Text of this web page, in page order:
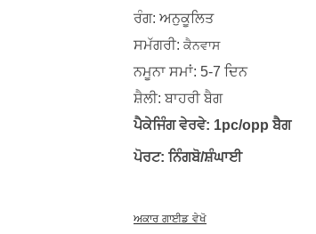
ਰੰਗ: ਅਨੁਕੂਲਿਤ
ਸਮੱਗਰੀ: ਕੈਨਵਾਸ
ਨਮੂਨਾ ਸਮਾਂ: 5-7 ਦਿਨ
ਸ਼ੈਲੀ: ਬਾਹਰੀ ਬੈਗ
ਪੈਕੇਜਿੰਗ ਵੇਰਵੇ: 1pc/opp ਬੈਗ
ਪੋਰਟ: ਨਿੰਗਬੋ/ਸ਼ੰਘਾਈ
ਅਕਾਰ ਗਾਈਡ ਵੇਖੋ